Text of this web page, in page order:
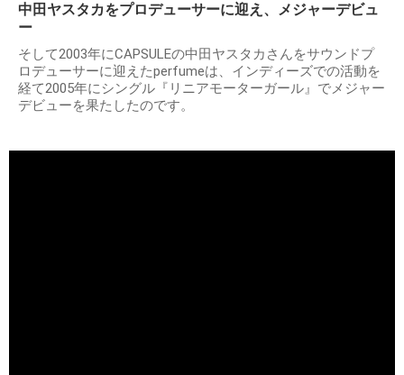
中田ヤスタカをプロデューサーに迎え、メジャーデビュ
ー
そして2003年にCAPSULEの中田ヤスタカさんをサウンドプ
ロデューサーに迎えたperfumeは、インディーズでの活動を
経て2005年にシングル『リニアモーターガール』でメジャー
デビューを果たしたのです。